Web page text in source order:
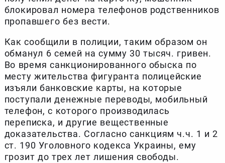
блокировал номера телефонов родственников
пропавшего без вести.
Как сообщили в полиции, таким образом он
обманул 6 семей на сумму 30 тысяч. гривен.
Во время санкционированного обыска по
месту жительства фигуранта полицейские
изъяли банковские карты, на которые
поступали денежные переводы, мобильный
телефон, с которого производилась
переписка, и другие вещественные
доказательства. Согласно санкциям ч.ч. 1 и 2
ст. 190 Уголовного кодекса Украины, ему
грозит до трех лет лишения свободы.